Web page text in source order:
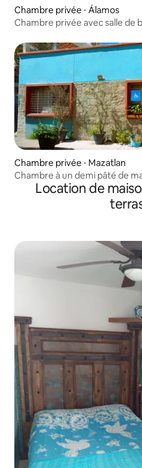
Chambre privée ⋅ Álamos
Chambre privée avec salle de
Chambre privée ⋅ Mazatlan
Chambre à un demi pâté de
hautes vagues
Location de